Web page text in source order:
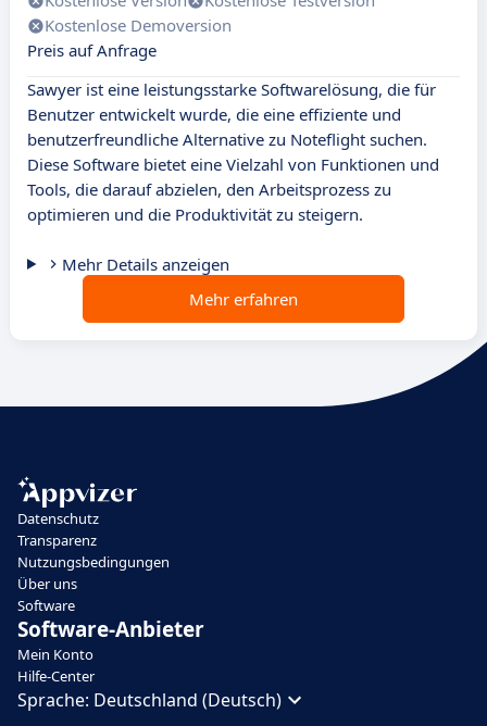
Kostenlose Demoversion
Preis auf Anfrage
Sawyer ist eine leistungsstarke Softwarelösung, die für
Benutzer entwickelt wurde, die eine effiziente und
benutzerfreundliche Alternative zu Noteflight suchen.
Diese Software bietet eine Vielzahl von Funktionen und
Tools, die darauf abzielen, den Arbeitsprozess zu
optimieren und die Produktivität zu steigern.
Mehr Details anzeigen
Mehr erfahren
Datenschutz
Transparenz
Nutzungsbedingungen
Über uns
Software
Software-Anbieter
Mein Konto
Hilfe-Center
Sprache: Deutschland (Deutsch)